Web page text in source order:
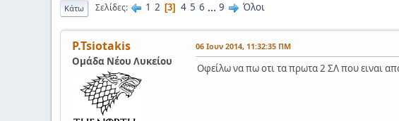
Κάτω Σελίδες 1 2 3 4 5 6 ... 9 Όλοι
P.Tsiotakis
Ομάδα Νέου Λυκείου
06 Ιουν 2014, 11:32:35 ΠΜ
Οφείλω να πω οτι τα πρωτα 2 ΣΛ που ειναι